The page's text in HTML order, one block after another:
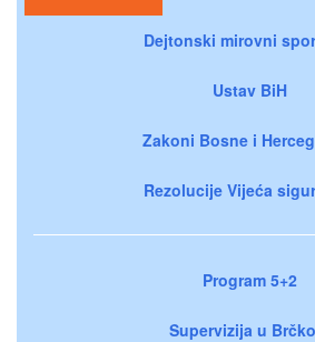
Dejtonski mirovni
Ustav BiH
Zakoni Bosne i
Rezolucije Vijeća
Program 5+2
Supervizija u